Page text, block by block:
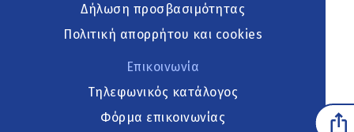
Δήλωση προσβασιμότητας
Πολιτική απορρήτου και cookies
Επικοινωνία
Τηλεφωνικός κατάλογος
Φόρμα επικοινωνίας